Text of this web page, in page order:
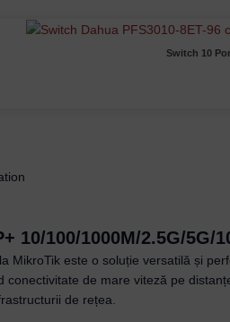
Switch 10
10/100/1000M/2.5G/5G/
MikroTik este o soluție versatilă și
conectivitate de mare viteză pe
de rețea.